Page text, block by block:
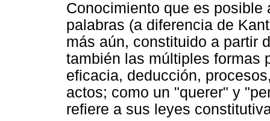
Conocimiento que es
palabras (a diferencia de
más aún, constituido a partir
también las múltiples formas
eficacia, deducción,
actos; como un "querer" y
refiere a sus leyes